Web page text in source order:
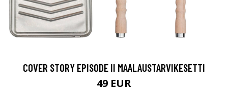
COVER STORY EPISODE II MAALAUSTARVIKESETTI
49 EUR